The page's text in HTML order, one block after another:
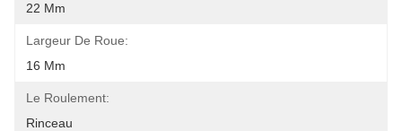
22 Mm
Largeur De Roue:
16 Mm
Le Roulement:
Rinceau